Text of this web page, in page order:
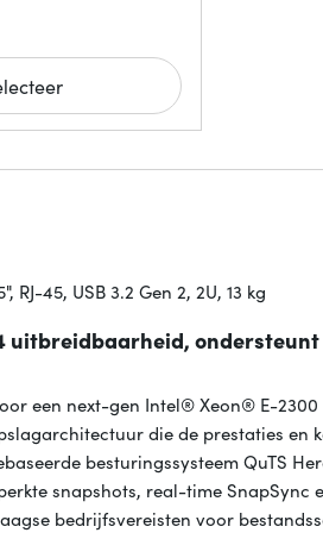
RJ-45, USB 3.2 Gen 2, 2U, 13 kg
ondersteunt
een next-gen Intel® Xeon® E-
die de prestaties
besturingssysteem QuTS
snapshots, real-time SnapSync
bedrijfsvereisten voor